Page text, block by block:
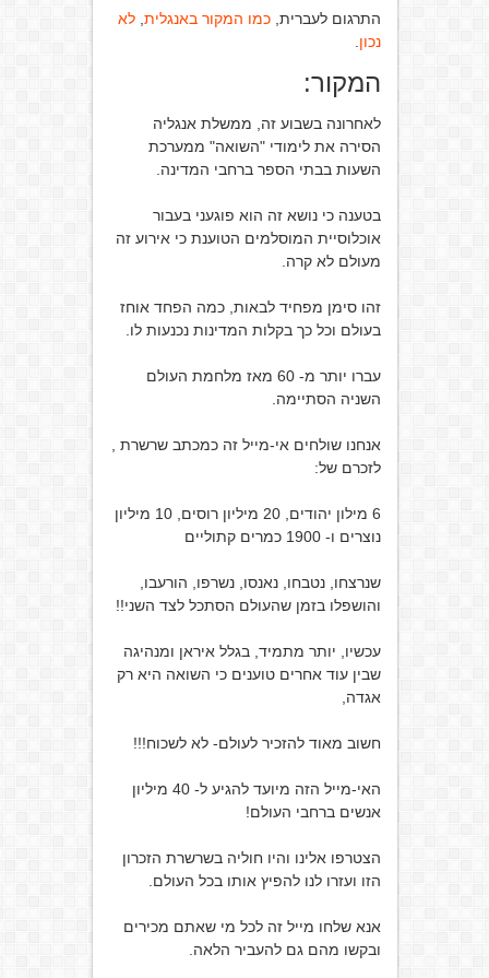
התרגום לעברית,כמו המקור באנגלית ,לא
נכון
המקור:
לאחרונה בשבוע זה, ממשלת אנגליה
הסירה את לימודי "השואה" ממערכת
השעות בבתי הספר ברחבי המדינה.
בטענה כי נושא זה הוא פוגעני בעבור
אוכלוסיית המוסלמים הטוענת כי אירוע זה
מעולם לא קרה.
זהו סימן מפחיד לבאות, כמה הפחד אוחז
בעולם וכל כך בקלות המדינות נכנעות לו.
עברו יותר מ- 60 מאז מלחמת העולם
השניה הסתיימה.
אנחנו שולחים אי-מייל זה כמכתב שרשרת ,
לזכרם של:
6 מילון יהודים, 20 מיליון רוסים, 10 מיליון
נוצרים ו- 1900 כמרים קתוליים
שנרצחו, נטבחו, נאנסו, נשרפו, הורעבו,
והושפלו בזמן שהעולם הסתכל לצד השני!!
עכשיו, יותר מתמיד, בגלל איראן ומנהיגה
שבין עוד אחרים טוענים כי השואה היא רק
אגדה,
חשוב מאוד להזכיר לעולם- לא לשכוח!!!
האי-מייל הזה מיועד להגיע ל- 40 מיליון
אנשים ברחבי העולם!
הצטרפו אלינו והיו חוליה בשרשרת הזכרון
הזו ועזרו לנו להפיץ אותו בכל העולם.
אנא שלחו מייל זה לכל מי שאתם מכירים
ובקשו מהם גם להעביר הלאה.